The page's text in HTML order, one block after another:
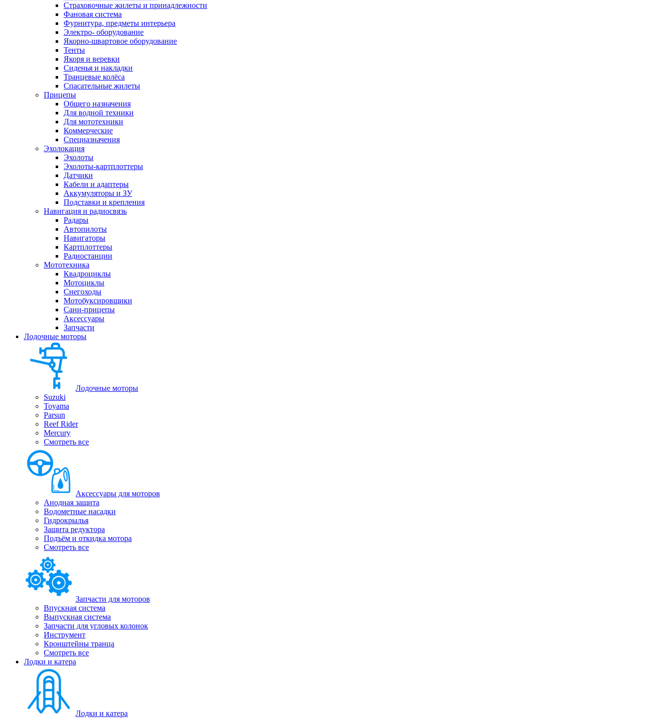
Страховочные жилеты и принадлежности
Фановая система
Фурнитура, предметы интерьера
Электро- оборудование
Якорно-швартовое оборудование
Тенты
Якоря и веревки
Сиденья и накладки
Транцевые колёса
Спасательные жилеты
Прицепы
Общего назначения
Для водной техники
Для мототехники
Коммерческие
Спецназначения
Эхолокация
Эхолоты
Эхолоты-картплоттеры
Датчики
Кабели и адаптеры
Аккумуляторы и ЗУ
Подставки и крепления
Навигация и радиосвязь
Радары
Автопилоты
Навигаторы
Картплоттеры
Радиостанции
Мототехника
Квадроциклы
Мотоциклы
Снегоходы
Мотобуксировщики
Сани-прицепы
Аксессуары
Запчасти
Лодочные моторы
Лодочные моторы
Suzuki
Toyama
Parsun
Reef Rider
Mercury
Смотреть все
Аксессуары для моторов
Анодная защита
Водометные насадки
Гидрокрылья
Защита редуктора
Подъём и откидка мотора
Смотреть все
Запчасти для моторов
Впускная система
Выпускная система
Запчасти для угловых колонок
Инструмент
Кронштейны транца
Смотреть все
Лодки и катера
Лодки и катера